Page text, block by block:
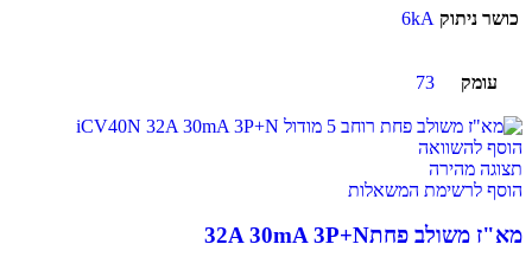
כושר ניתוק 6kA
עומק 73
הוסף להשוואה
תצוגה מהירה
הוסף לרשימת המשאלות
מא"ז משולב פחת32A 30mA 3P+N